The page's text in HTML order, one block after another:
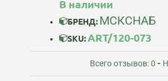
В наличии
БРЕНД: МСКСНАБ
SKU:ART/120-073
Всего отзывов: 0 -